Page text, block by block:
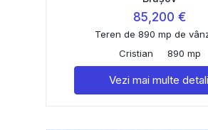
85,200 €
Teren de 890 mp de
Cristian
890 mp
Vezi mai multe